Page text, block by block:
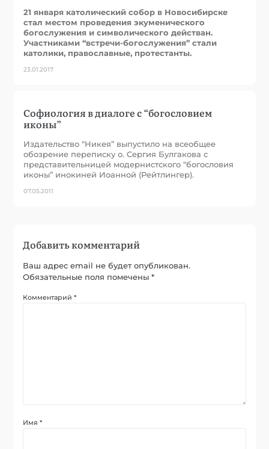
21 января католический собор в Новосибирске
стал местом проведения экуменического
богослужения и символического действан.
Участниками “встречи-богослужения” стали
католики, православные, протестанты.
23.01.2017
Софиология в диалоге с “богословием
иконы”
Издательство “Никея” выпустило на всеобщее
обозрение переписку о. Сергия Булгакова с
представительницей модернистского “богословия
иконы” инокиней Иоанной (Рейтлингер).
07.05.2011
Добавить комментарий
Ваш адрес email не будет опубликован.
Обязательные поля помечены*
Комментарий*
Имя*